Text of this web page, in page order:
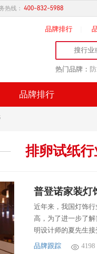
热线：
品牌排行
热门品牌：
品牌排行
排卵试纸行
普登诺家装灯
近年来，我国灯饰
高，为了进一步了
明设计师的夏先生接
品牌跟踪 4198